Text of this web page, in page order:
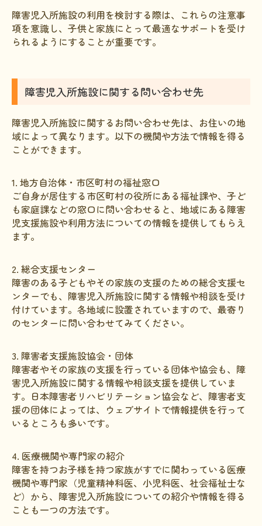
障害児入所施設の利用を検討する際は、これらの注意事
項を意識し、子供と家族にとって最適なサポートを受け
られるようにすることが重要です。
障害児入所施設に関する問い合わせ先
障害児入所施設に関するお問い合わせ先は、お住いの地
域によって異なります。以下の機関や方法で情報を得る
ことができます。
1. 地方自治体・市区町村の福祉窓口
ご自身が居住する市区町村の役所にある福祉課や、子ど
も家庭課などの窓口に問い合わせると、地域にある障害
児支援施設や利用方法についての情報を提供してもらえ
ます。
2. 総合支援センター
障害のある子どもやその家族の支援のための総合支援セ
ンターでも、障害児入所施設に関する情報や相談を受け
付けています。各地域に設置されていますので、最寄り
のセンターに問い合わせてみてください。
3. 障害者支援施設協会・団体
障害者やその家族の支援を行っている団体や協会も、障
害児入所施設に関する情報や相談支援を提供していま
す。日本障害者リハビリテーション協会など、障害者支
援の団体によっては、ウェブサイトで情報提供を行って
いるところも多いです。
4. 医療機関や専門家の紹介
障害を持つお子様を持つ家族がすでに関わっている医療
機関や専門家（児童精神科医、小児科医、社会福祉士な
ど）から、障害児入所施設についての紹介や情報を得る
ことも一つの方法です。